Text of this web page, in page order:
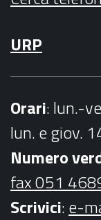
URP
Orari: lun.-
lun. e giov.
Numero
fax 051
Scrivici:e-